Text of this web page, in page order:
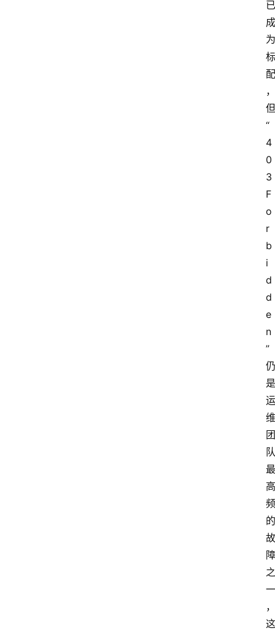
已
成
为
标
配
，
但
“
4
0
3
F
o
r
b
i
d
d
e
n
”
仍
是
运
维
团
队
最
高
频
的
故
障
之
一
，
这